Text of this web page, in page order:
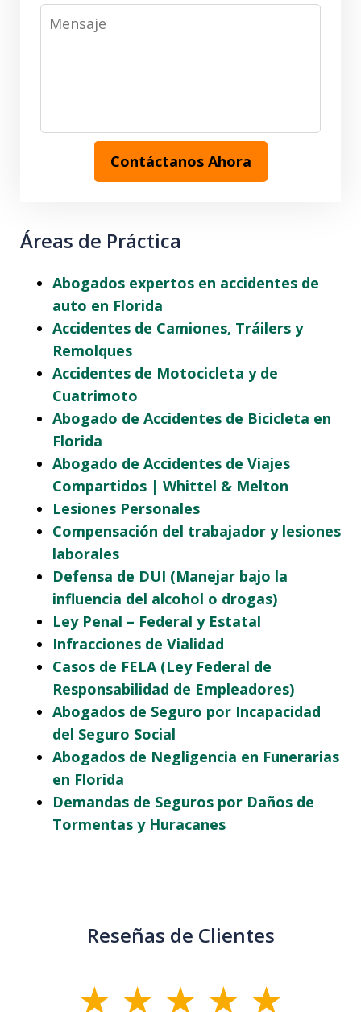
Mensaje
Contáctanos Ahora
Áreas de Práctica
Abogados expertos en accidentes de
auto en Florida
Accidentes de Camiones, Tráilers y
Remolques
Accidentes de Motocicleta y de
Cuatrimoto
Abogado de Accidentes de Bicicleta en
Florida
Abogado de Accidentes de Viajes
Compartidos | Whittel & Melton
Lesiones Personales
Compensación del trabajador y lesiones
laborales
Defensa de DUI (Manejar bajo la
influencia del alcohol o drogas)
Ley Penal – Federal y Estatal
Infracciones de Vialidad
Casos de FELA (Ley Federal de
Responsabilidad de Empleadores)
Abogados de Seguro por Incapacidad
del Seguro Social
Abogados de Negligencia en Funerarias
en Florida
Demandas de Seguros por Daños de
Tormentas y Huracanes
Reseñas de Clientes